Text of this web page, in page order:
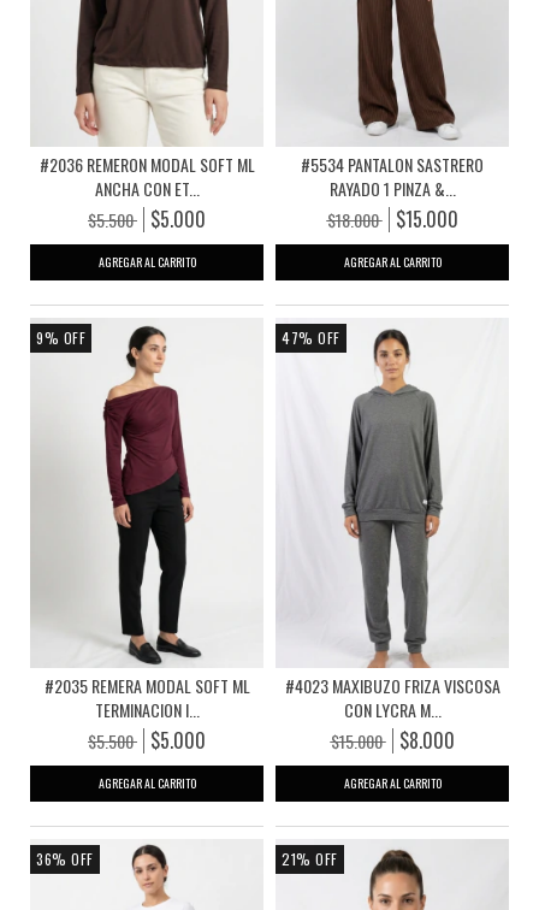
#2036 REMERON MODAL SOFT ML
ANCHA CON ET...
$5.500 $5.000
AGREGAR AL CARRITO
#5534 PANTALON SASTRERO
RAYADO 1 PINZA &...
$18.000 $15.000
AGREGAR AL CARRITO
9% OFF
#2035 REMERA MODAL SOFT ML
TERMINACION I...
$5.500 $5.000
AGREGAR AL CARRITO
47% OFF
#4023 MAXIBUZO FRIZA VISCOSA
CON LYCRA M...
$15.000 $8.000
AGREGAR AL CARRITO
36% OFF 21% OFF